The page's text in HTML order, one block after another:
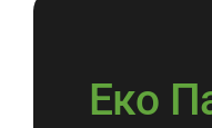
Еко